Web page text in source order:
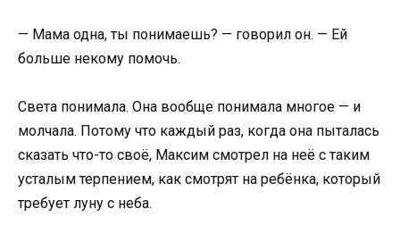
— Мама одна, ты понимаешь? — говорил он. — Ей
больше некому помочь.
Света понимала. Она вообще понимала многое — и
молчала. Потому что каждый раз, когда она пыталась
сказать что-то своё, Максим смотрел на неё с таким
усталым терпением, как смотрят на ребёнка, который
требует луну с неба.